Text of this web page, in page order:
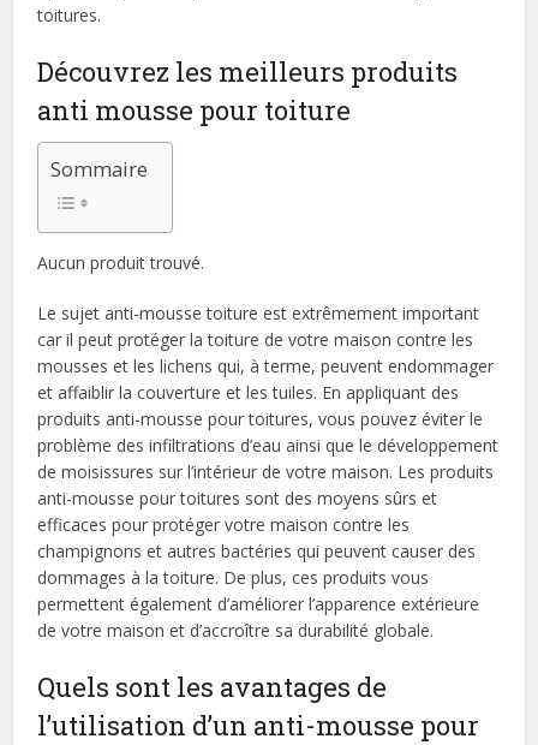
toitures.
Découvrez les meilleurs produits
anti mousse pour toiture
Sommaire
Aucun produit trouvé.
Le sujet anti-mousse toiture est extrêmement important
car il peut protéger la toiture de votre maison contre les
mousses et les lichens qui, à terme, peuvent endommager
et affaiblir la couverture et les tuiles. En appliquant des
produits anti-mousse pour toitures, vous pouvez éviter le
problème des infiltrations d’eau ainsi que le développement
de moisissures sur l’intérieur de votre maison. Les produits
anti-mousse pour toitures sont des moyens sûrs et
efficaces pour protéger votre maison contre les
champignons et autres bactéries qui peuvent causer des
dommages à la toiture. De plus, ces produits vous
permettent également d’améliorer l’apparence extérieure
de votre maison et d’accroître sa durabilité globale.
Quels sont les avantages de
l’utilisation d’un anti-mousse pour